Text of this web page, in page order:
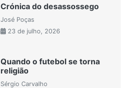
Crónica do desassossego
José Poças
23 de julho, 2026
Quando o futebol se torna
religião
Sérgio Carvalho